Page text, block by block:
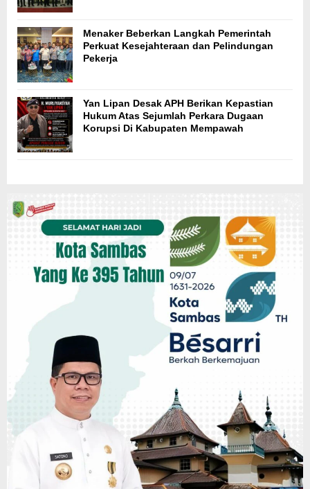
Menaker Beberkan Langkah Pemerintah
Perkuat Kesejahteraan dan Pelindungan
Pekerja
Yan Lipan Desak APH Berikan Kepastian
Hukum Atas Sejumlah Perkara Dugaan
Korupsi Di Kabupaten Mempawah